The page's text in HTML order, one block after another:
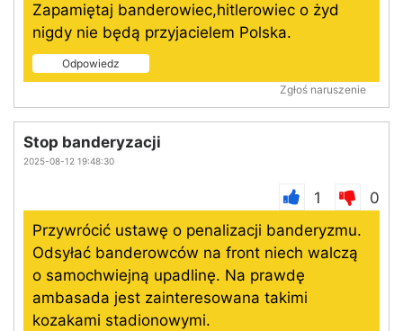
Zapamiętaj banderowiec,hitlerowiec o żyd
nigdy nie będą przyjacielem Polska.
Odpowiedz
Zgłoś naruszenie
Stop banderyzacji
2025-08-12 19:48:30
1
0
Przywrócić ustawę o penalizacji banderyzmu.
Odsyłać banderowców na front niech walczą
o samochwiejną upadlinę. Na prawdę
ambasada jest zainteresowana takimi
kozakami stadionowymi.